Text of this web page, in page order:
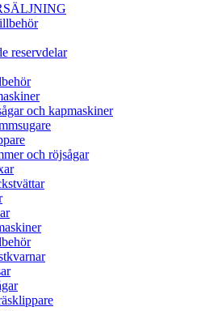
reservdelar
och kapmaskiner
och röjsågar